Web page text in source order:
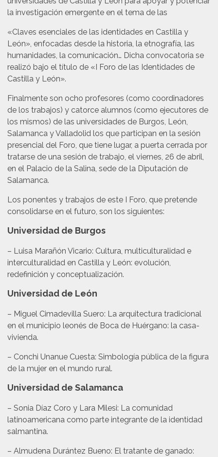
la investigación emergente en el tema de las
«Claves esenciales de las identidades en Castilla y
León», enfocadas desde la historia, la etnografía, las
humanidades, la comunicación… Dicha convocatoria se
realizó bajo el título de «I Foro de las Identidades de
Castilla y León».
Finalmente son ocho profesores (como coordinadores
de los trabajos) y catorce alumnos (como ejecutores de
los mismos) de las universidades de Burgos, León,
Salamanca y Valladolid los que participan en la sesión
presencial del Foro, que tiene lugar, a puerta cerrada por
tratarse de una sesión de trabajo, el viernes, 26 de abril,
en el Palacio de la Salina, sede de la Diputación de
Salamanca.
Los ponentes y trabajos de este I Foro, que pretende
consolidarse en el futuro, son los siguientes:
Universidad de Burgos
– Luisa Marañón Vicario: Cultura, multiculturalidad e
interculturalidad en Castilla y León: evolución,
redefinición y conceptualización.
Universidad de León
– Miguel Cimadevilla Suero: La arquitectura tradicional
en el municipio leonés de Boca de Huérgano: la casa-
vivienda.
– Conchi Unanue Cuesta: Simbología pública de la figura
de la mujer en el mundo rural.
Universidad de Salamanca
– Sonia Díaz Coro y Lara Milesi: La comunidad
latinoamericana como parte integrante de la identidad
salmantina.
– Almudena Durántez Bueno: El tratante de ganado: